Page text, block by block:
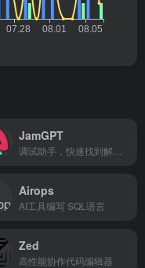
JamGPT
Airops
AI工具编写 SQL语言
Zed
高性能协作代码编辑器